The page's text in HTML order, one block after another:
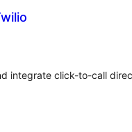
integrate click-to-call